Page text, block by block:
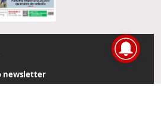
newsletter
de actualidad directamente en